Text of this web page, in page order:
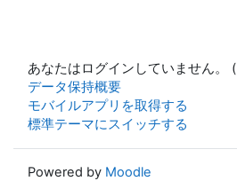
あなたはログインしていません。 (
データ保持概要
モバイルアプリを取得する
標準テーマにスイッチする
Powered by Moodle